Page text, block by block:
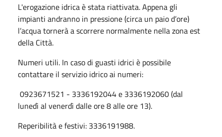
L'erogazione idrica è stata riattivata. Appena gli
impianti andranno in pressione (circa un paio d’ore)
l’acqua tornerà a scorrere normalmente nella zona est
della Città.
Numeri utili. In caso di guasti idrici è possibile
contattare il servizio idrico ai numeri:
0923671521 - 3336192044 e 3336192060 (dal
lunedì al venerdì dalle ore 8 alle ore 13).
Reperibilità e festivi: 3336191988.